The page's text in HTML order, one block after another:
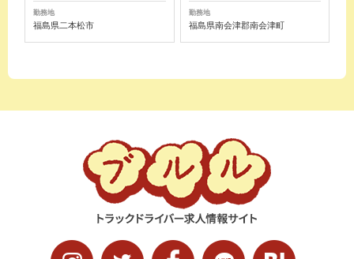
勤務地
福島県二本松市
勤務地
福島県南会津郡南会津町